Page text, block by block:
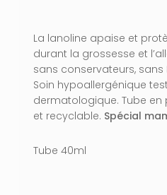
VOTRE
La lanoline apaise et
durant la grossesse et
sans conservateurs, sans
Soin hypoallergénique
dermatologique. Tube en
et recyclable. Spécial
Tube 40ml